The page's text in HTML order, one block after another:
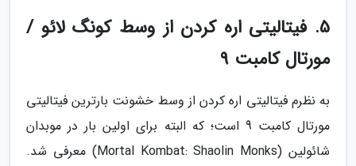
5. فیتالیتی اره کردن از وسط کونگ لائو /
مورتال کامبت 9
به نظرم فیتالیتی اره کردن از وسط خشونت بارترین فیتالیتی
مورتال کامبت 9 است؛ که البته برای اولین بار در موبدان
شائولین (Mortal Kombat: Shaolin Monks) معرفی شد.